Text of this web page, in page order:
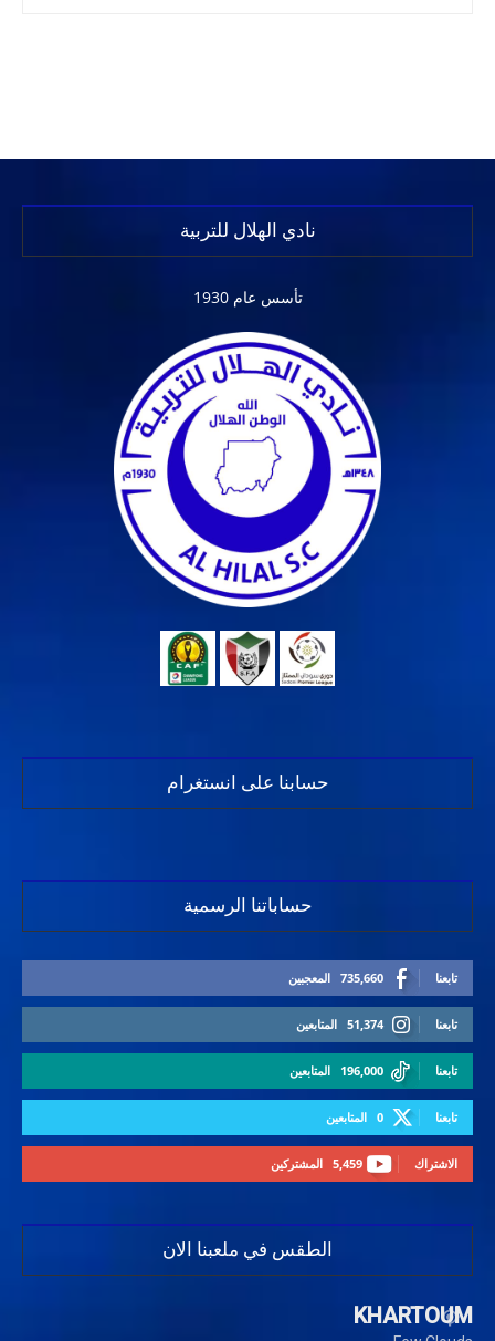
نادي الهلال للتربية
تأسس عام 1930
حسابنا على انستغرام
حساباتنا الرسمية
735,660 المعجبين تابعنا
51,374 المتابعين تابعنا
196,000 المتابعين تابعنا
0 المتابعين تابعنا
5,459 المشتركين الاشتراك
الطقس في ملعبنا الان
KHARTOUM